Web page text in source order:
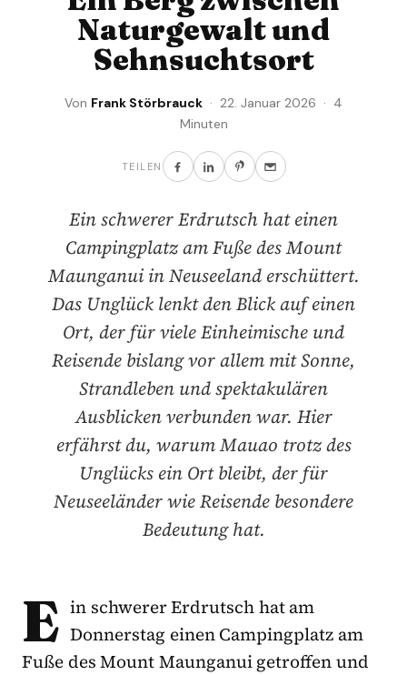
Naturgewalt und
Sehnsuchtsort
Von Frank Störbrauck · 22. Januar 2026 · 4
Minuten
TEILEN
Ein schwerer Erdrutsch hat einen
Campingplatz am Fuße des Mount
Maunganui in Neuseeland erschüttert.
Das Unglück lenkt den Blick auf einen
Ort, der für viele Einheimische und
Reisende bislang vor allem mit Sonne,
Strandleben und spektakulären
Ausblicken verbunden war. Hier
erfährst du, warum Mauao trotz des
Unglücks ein Ort bleibt, der für
Neuseeländer wie Reisende besondere
Bedeutung hat.
E in schwerer Erdrutsch hat am
Donnerstag einen Campingplatz am
Fuße des Mount Maunganui getroffen und